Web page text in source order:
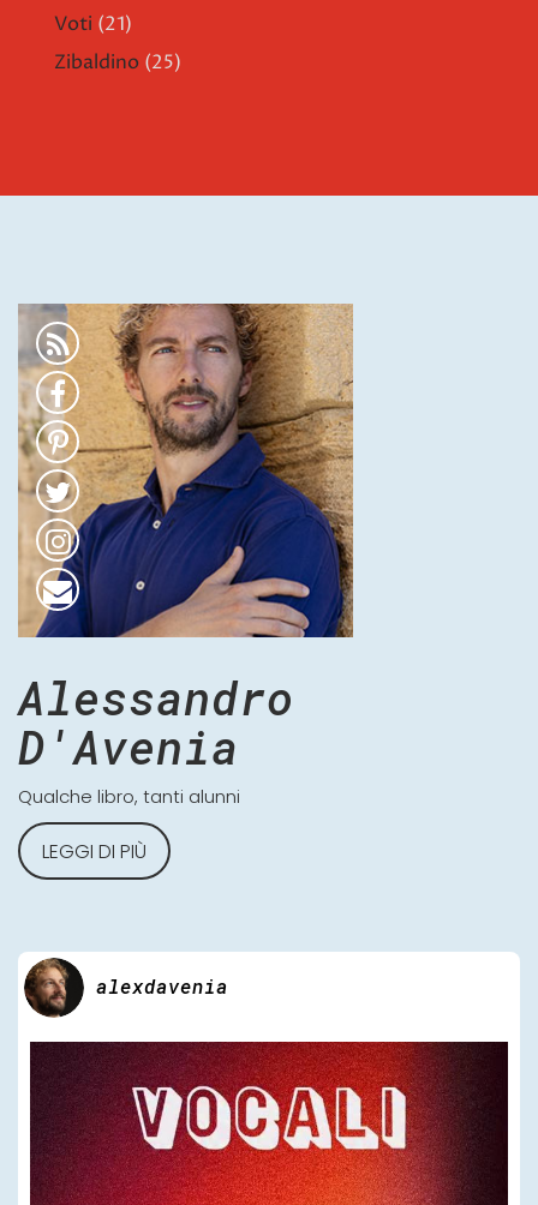
Voti (21)
Zibaldino (25)
Alessandro
D'Avenia
Qualche libro, tanti alunni
LEGGI DI PIÙ
alexdavenia